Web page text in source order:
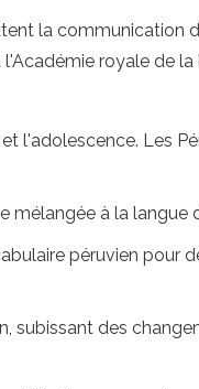
la
royale de
l'adolescence. Les
à la
péruvien pour
subissant des